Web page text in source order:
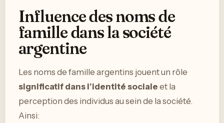
Influence des noms de
famille dans la société
argentine
Les noms de famille argentins jouent un rôle
significatif dans l’identité sociale et la
perception des individus au sein de la société.
Ainsi: